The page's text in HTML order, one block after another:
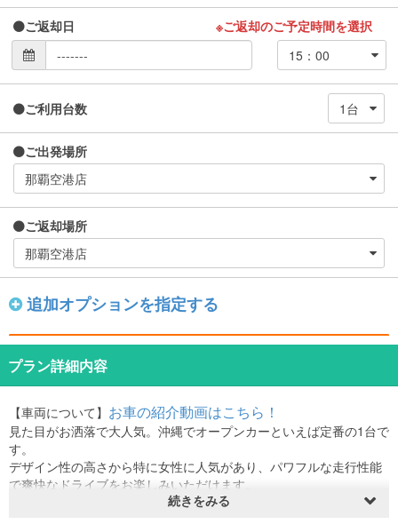
ご返却日 ※ご返却のご予定時間を選択
ご利用台数
ご出発場所
ご返却場所
追加オプションを指定する
プラン詳細内容
【車両について】 お車の紹介動画はこちら！
見た目がお洒落で大人気。沖縄でオープンカーといえば定番の1台で
す。
デザイン性の高さから特に女性に人気があり、パワフルな走行性能
で爽快なドライブをお楽しみいただけます。
※車両カラーの指定はできかねます。
続きをみる